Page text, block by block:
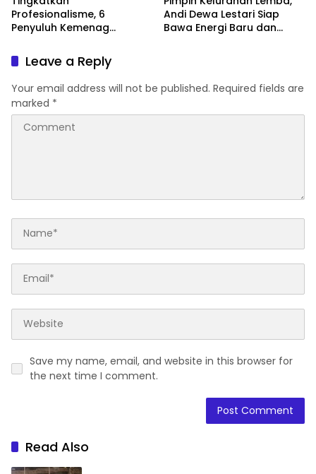
Profesionalisme, 6
Penyuluh Kemenag
Kenaikan Jabatan
Andi Dewa Lestari Siap
Bawa Energi Baru dan
Leave a Reply
Your email address will not be published. Required fields are
marked *
Save my name, email, and website in this browser for
the next time I comment.
Read Also